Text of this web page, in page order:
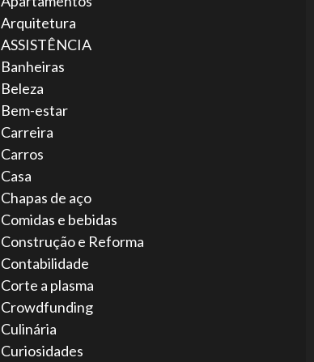
Arquitetura
ASSISTÊNCIA
Banheiras
Beleza
Bem-estar
Carreira
Carros
Casa
Chapas de aço
Comidas e bebidas
Construção e Reforma
Contabilidade
Corte a plasma
Crowdfunding
Culinária
Curiosidades